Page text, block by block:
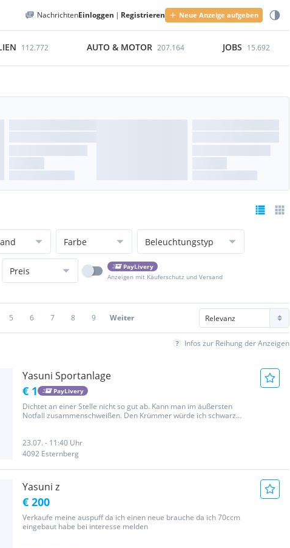
NachrichtenEinloggen | Registrieren Neue Anzeige aufgeben
112.772 AUTO & MOTOR 207.164 JOBS 15.692
Farbe Beleuchtungstyp
Preis
PayLivery
Anzeigen mit Käuferschutz und Versand
5 6 7 8 9 Weiter
Infos zur Reihung der Anzeigen
Yasuni Sportanlage
€ 1 PayLivery
Dichtet an einer Stelle nicht so gut ab. Kann man im äußersten
Notfall zusammenschweißen. Den Krümmer würde ich schwarz
23.07. - 11:40 Uhr
4092 Esternberg
Yasuni z
€ 200
Verkaufe meine auspuff da ich einen neue brauche da ich 70ccm
eingebaut habe bei interesse melden